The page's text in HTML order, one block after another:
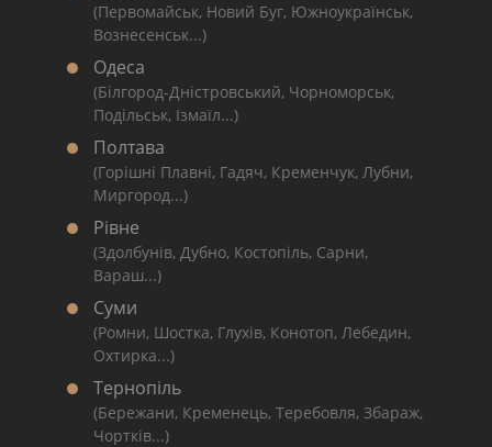
(Первомайськ, Новий Буг, Южноукраїнськ,
Вознесенськ...)
Одеса
(Білгород-Дністровський, Чорноморськ,
Подільськ, Ізмаїл...)
Полтава
(Горішні Плавні, Гадяч, Кременчук, Лубни,
Миргород...)
Рівне
(Здолбунів, Дубно, Костопіль, Сарни,
Вараш...)
Суми
(Ромни, Шостка, Глухів, Конотоп, Лебедин,
Охтирка...)
Тернопіль
(Бережани, Кременець, Теребовля, Збараж,
Чортків...)